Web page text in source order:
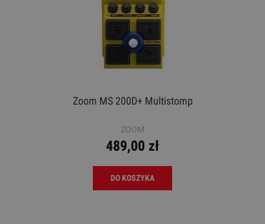
Zoom MS 200D+ Multistomp
ZOOM
489,00 zł
DO KOSZYKA